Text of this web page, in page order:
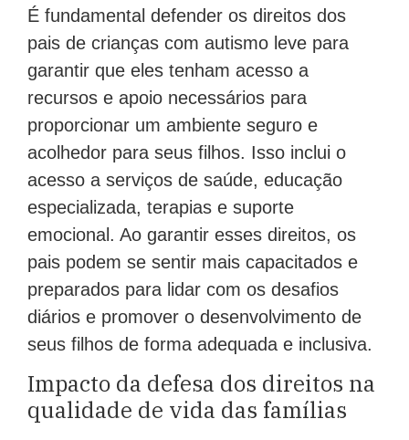
É fundamental defender os direitos dos
pais de crianças com autismo leve para
garantir que eles tenham acesso a
recursos e apoio necessários para
proporcionar um ambiente seguro e
acolhedor para seus filhos. Isso inclui o
acesso a serviços de saúde, educação
especializada, terapias e suporte
emocional. Ao garantir esses direitos, os
pais podem se sentir mais capacitados e
preparados para lidar com os desafios
diários e promover o desenvolvimento de
seus filhos de forma adequada e inclusiva.
Impacto da defesa dos direitos na
qualidade de vida das famílias